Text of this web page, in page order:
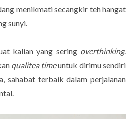
menikmati secangkir teh hangat
sunyi.
kalian yang sering overthinking.
qualitea timeuntuk dirimu sendiri
sahabat terbaik dalam perjalanan